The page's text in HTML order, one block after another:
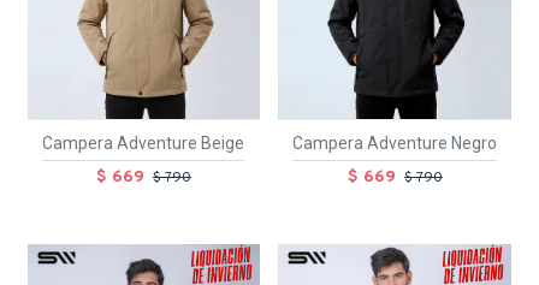
Campera Adventure Beige
$ 669 $ 790
Campera Adventure Negro
$ 669 $ 790
TEXTTRANSPARENTE SALE TEXTTRANSPARENTE SALE